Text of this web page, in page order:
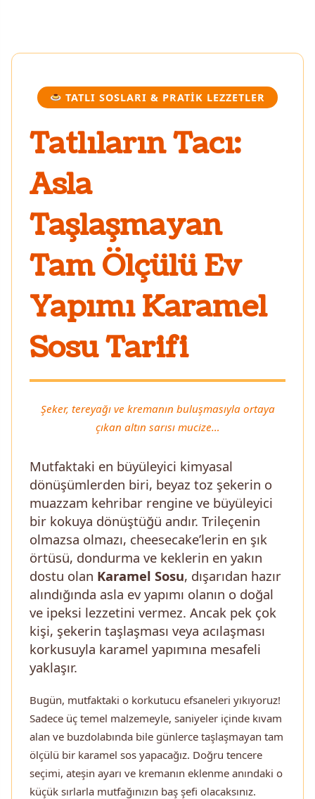
TATLI SOSLARI & PRATIK LEZZETLER
Tatlıların Tacı:
Asla
Taşlaşmayan
Tam Ölçülü Ev
Yapımı Karamel
Sosu Tarifi
Şeker, tereyağı ve kremanın buluşmasıyla ortaya
çıkan altın sarısı mucize…
Mutfaktaki en büyüleyici kimyasal
dönüşümlerden biri, beyaz toz şekerin o
muazzam kehribar rengine ve büyüleyici
bir kokuya dönüştüğü andır. Trileçenin
olmazsa olmazı, cheesecake’lerin en şık
örtüsü, dondurma ve keklerin en yakın
dostu olan Karamel Sosu, dışarıdan hazır
alındığında asla ev yapımı olanın o doğal
ve ipeksi lezzetini vermez. Ancak pek çok
kişi, şekerin taşlaşması veya acılaşması
korkusuyla karamel yapımına mesafeli
yaklaşır.
Bugün, mutfaktaki o korkutucu efsaneleri yıkıyoruz!
Sadece üç temel malzemeyle, saniyeler içinde kıvam
alan ve buzdolabında bile günlerce taşlaşmayan tam
ölçülü bir karamel sos yapacağız. Doğru tencere
seçimi, ateşin ayarı ve kremanın eklenme anındaki o
küçük sırlarla mutfağınızın baş şefi olacaksınız.